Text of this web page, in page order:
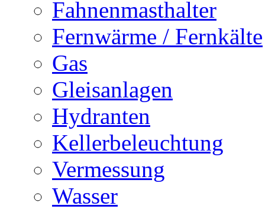
Fahnenmasthalter
Fernwärme / Fernkälte
Gas
Gleisanlagen
Hydranten
Kellerbeleuchtung
Vermessung
Wasser